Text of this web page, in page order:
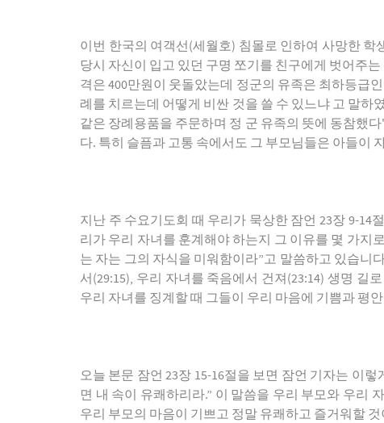
이번 한국의 여객선(세월호) 침몰로 인하여 사망한
당시 자신이 입고 있던 구명 쪼기를 친구에게 벗어주
격은 400만원이 웃돌았는데 정군의 유족은 최하등급
례를 치르는데 어떻게 비싼 것을 쓸 수 있느냐 고 말
같은 장례용품을 주문하며 정 군 유족의 뜻에 동참했
다. 특히 슬픔과 고통 속에서도 그 부모님들은 아들이
지난 주 수요기도회 때 우리가 묵상한 잠언 23장 9-14
리가 우리 자녀를 훈계해야 하는지 그 이유를 몇 가지
는 자는 그의 자식을 미워함이라”고 말씀하고 있습니
서(29:15), 우리 자녀를 죽음에서 건져(23:14) 생명 길
우리 자녀를 징계할 때 그들이 우리 마음에 기쁨과 평
오늘 본문 잠언 23장 15-16절을 보면 잠언 기자는 이
면 내 속이 유쾌하리라.” 이 말씀을 우리 부모와 우리
우리 부모의 마음이 기쁘고 정말 유쾌하고 즐거워할